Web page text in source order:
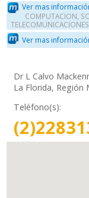
Ver mas
COMPUTACION,
TELECOMUNICACIONES
Ver mas
Dr L Calvo
La Florida, Región
Teléfono(s):